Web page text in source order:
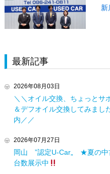
新
最新記事
2026年08月03日
＼＼オイル交換、ちょっとサ
＆デフオイル交換してみまし
内／／
2026年07月27日
岡山 ”認定U-Car„ ★夏の中
台数展示中